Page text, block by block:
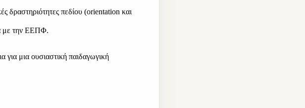
δραστηριότητες πεδίου (orientation και
για μια ουσιαστική παιδαγωγική